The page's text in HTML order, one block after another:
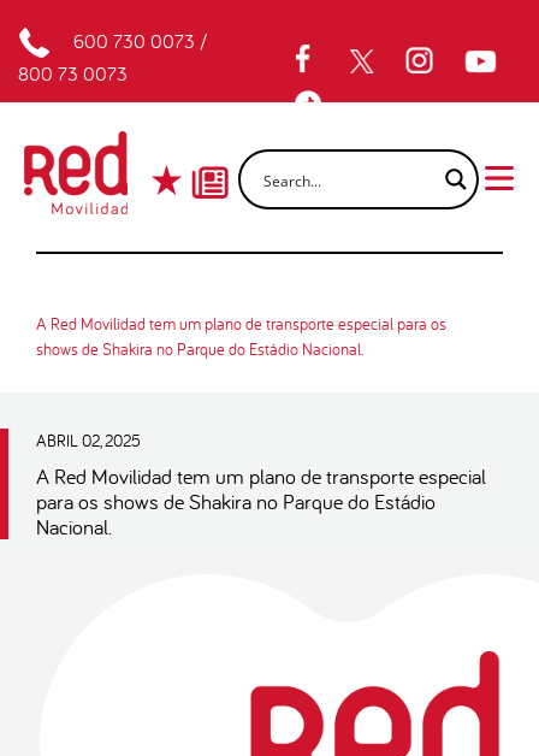
600 730 0073 /
800 73 0073
A Red Movilidad tem um plano de transporte especial para os
shows de Shakira no Parque do Estádio Nacional.
ABRIL 02, 2025
A Red Movilidad tem um plano de transporte especial
para os shows de Shakira no Parque do Estádio
Nacional.